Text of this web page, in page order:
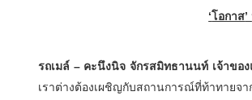
‘โอกาส’
รถเมล์ – คะนึงนิจ จักรสมิทธานนท์ เจ้าของ
เราต่างต้องเผชิญกับสถานการณ์ที่ท้าทาย